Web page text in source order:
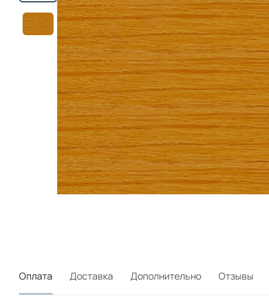
Оплата Доставка Дополнительно Отзывы